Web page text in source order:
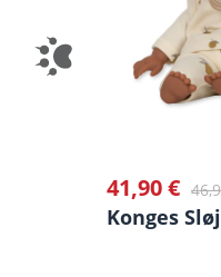
41,90 €
Konges